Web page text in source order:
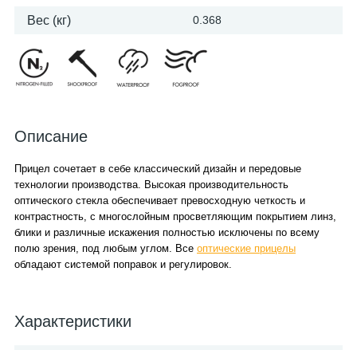
Вес (кг) 0.368
Описание
Прицел сочетает в себе классический дизайн и передовые
технологии производства. Высокая производительность
оптического стекла обеспечивает превосходную четкость и
контрастность, с многослойным просветляющим покрытием линз,
блики и различные искажения полностью исключены по всему
полю зрения, под любым углом. Все оптические прицелы
обладают системой поправок и регулировок.
Характеристики